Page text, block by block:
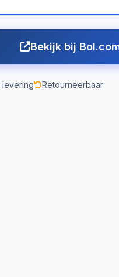
Bekijk bij
levering Retourneerbaar